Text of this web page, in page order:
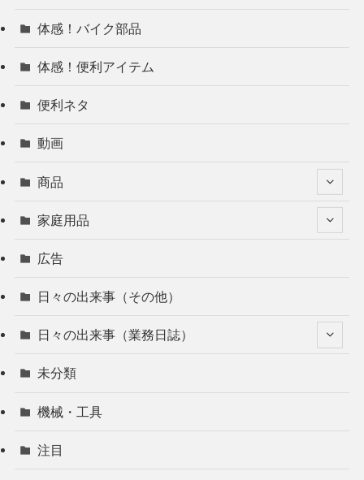
体感！バイク部品
体感！便利アイテム
便利ネタ
動画
商品
家庭用品
広告
日々の出来事（その他）
日々の出来事（業務日誌）
未分類
機械・工具
注目